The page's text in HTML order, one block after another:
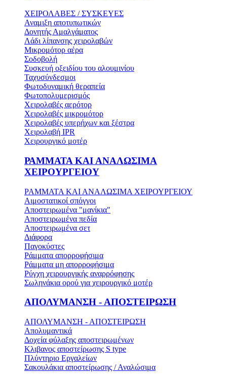
ΧΕΙΡΟΛΑΒΕΣ / ΣΥΣΚΕΥΕΣ
Αναμιξη αποτυπωτικών
Δονητής Αμαλγάματος
Λάδι λίπανσης χειρολαβών
Μικρομότορ αέρα
Σοδοβολή
Συσκευή οξειδίου του αλουμινίου
Ταχυσύνδεσμοι
Φωτοδυναμική θεραπεία
Φωτοπολυμερισμός
Χειρολαβές αερότορ
Χειρολαβές μικρομότορ
Χειρολαβές υπερήχων και ξέστρα
Χειρολαβή IPR
Χειρουργικό μοτέρ
ΡΑΜΜΑΤΑ ΚΑΙ ΑΝΑΛΩΣΙΜΑ
ΧΕΙΡΟΥΡΓΕΙΟΥ
ΡΑΜΜΑΤΑ ΚΑΙ ΑΝΑΛΩΣΙΜΑ ΧΕΙΡΟΥΡΓΕΙΟΥ
Αιμοστατικοί σπόγγοι
Αποστειρωμένα "μανίκια"
Αποστειρωμένα πεδία
Αποστειρωμένα σετ
Διάφορα
Παγοκύστες
Ράμματα απορροφήσιμα
Ράμματα μη απορροφήσιμα
Ρύγχη χειρουργικής αναρρόφησης
Σωληνάκια ορού για χειρουργικό μοτέρ
ΑΠΟΛΥΜΑΝΣΗ - ΑΠΟΣΤΕΙΡΩΣΗ
ΑΠΟΛΥΜΑΝΣΗ - ΑΠΟΣΤΕΙΡΩΣΗ
Απολυμαντικά
Δοχεία φύλαξης αποστειρωμένων
Κλιβανος αποστείρωσης S type
Πλύντηριο Εργαλείων
Σακουλάκια αποστείρωσης / Αναλώσιμα